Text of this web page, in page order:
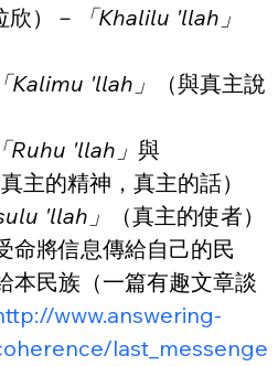
）－
「Khalilu 'llah」
「Kalimu 'llah」
（與真主說
「Ruhu 'llah」 與
真主的精神，真主的話）
'llah」
（真主的使者）
命將信息傳給自己的民
本民族（一篇有趣文章談
www.answering-
last_messenge